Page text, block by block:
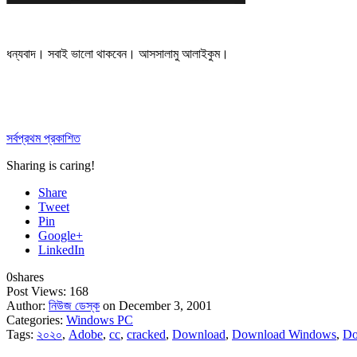
ধন্যবাদ। সবাই ভালো থাকবেন। আসসালামু আলাইকুম।
সর্বপ্রথম প্রকাশিত
Sharing is caring!
Share
Tweet
Pin
Google+
LinkedIn
0shares
Post Views: 168
Author: নিউজ ডেস্ক on December 3, 2001
Categories: Windows PC
Tags: ২০২০, Adobe, cc, cracked, Download, Download Windows,